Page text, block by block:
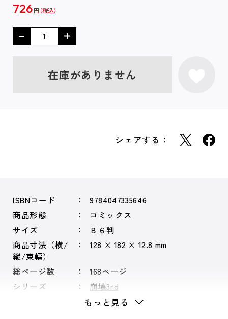
726 円
在庫がありません
シェアする：
ISBNコード
9784047335646
商品形態
コミックス
サイズ
Ｂ６判
商品寸法（横/
縦/束幅）
128 × 182 × 12.8 mm
総ページ数
168ページ
シリーズ
崩壊3rd
もっと見る